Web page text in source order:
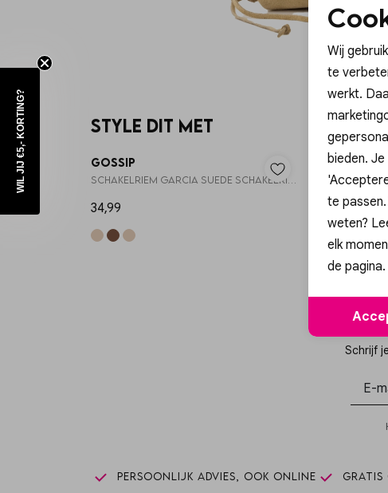
Style dit met
Gossip
SCHAKELRIEM GARCIA SUEDE SCHAKELRIEM GARCIA SUEDE
34,99
Gossip
LISA SUEDE
14,99
Schrijf
Persoonlijk advies, ook online Gratis
Wij
te
werkt.
bieden.
te
weten?
elk
de pagina.
WIL JIJ €5,- KORTING?